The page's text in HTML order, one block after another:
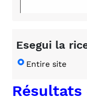
Esegui la
Entire site
Résultats